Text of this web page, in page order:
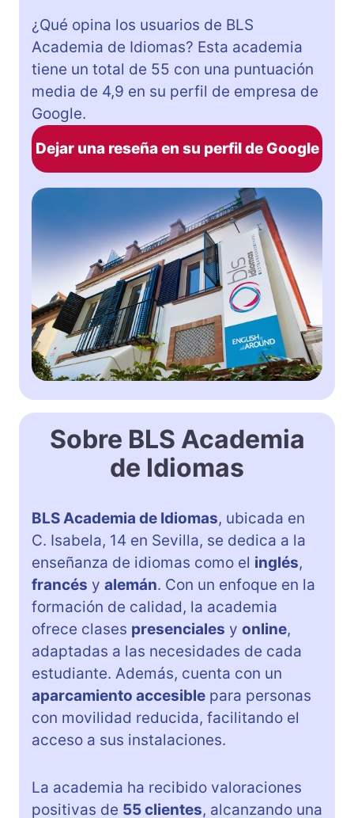
¿Qué opina los usuarios de BLS
Academia de Idiomas? Esta academia
tiene un total de 55 con una puntuación
media de 4,9 en su perfil de empresa de
Google.
Dejar una reseña en su perfil de Google
Sobre BLS Academia
de Idiomas
BLS Academia de Idiomas, ubicada en
C. Isabela, 14 en Sevilla, se dedica a la
enseñanza de idiomas como el inglés,
francés y alemán. Con un enfoque en la
formación de calidad, la academia
ofrece clases presenciales y online,
adaptadas a las necesidades de cada
estudiante. Además, cuenta con un
aparcamiento accesible para personas
con movilidad reducida, facilitando el
acceso a sus instalaciones.
La academia ha recibido valoraciones
positivas de 55 clientes, alcanzando una